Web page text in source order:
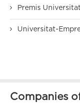
Premis
Universitat-
Companies